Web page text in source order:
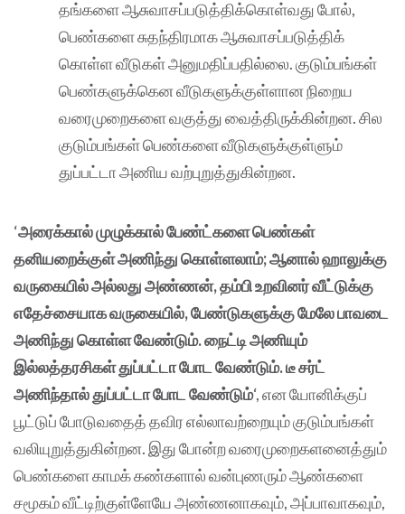
தங்களை ஆசுவாசப்படுத்திக்கொள்வது போல்,
பெண்களை சுதந்திரமாக ஆசுவாசப்படுத்திக்
கொள்ள வீடுகள் அனுமதிப்பதில்லை. குடும்பங்கள்
பெண்களுக்கென வீடுகளுக்குள்ளான நிறைய
வரைமுறைகளை வகுத்து வைத்திருக்கின்றன. சில
குடும்பங்கள் பெண்களை வீடுகளுக்குள்ளும்
துப்பட்டா அணிய வற்புறுத்துகின்றன.
‘அரைக்கால் முழுக்கால் பேண்ட்களை பெண்கள்
தனியறைக்குள் அணிந்து கொள்ளலாம்; ஆனால் ஹாலுக்கு
வருகையில் அல்லது அண்ணன், தம்பி உறவினர் வீட்டுக்கு
எதேச்சையாக வருகையில், பேண்டுகளுக்கு மேலே பாவடை
அணிந்து கொள்ள வேண்டும். நைட்டி அணியும்
இல்லத்தரசிகள் துப்பட்டா போட வேண்டும். டீ சர்ட்
அணிந்தால் துப்பட்டா போட வேண்டும்‘, என யோனிக்குப்
பூட்டுப் போடுவதைத் தவிர எல்லாவற்றையும் குடும்பங்கள்
வலியுறுத்துகின்றன. இது போன்ற வரைமுறைகளனைத்தும்
பெண்களை காமக் கண்களால் வன்புணரும் ஆண்களை
சமூகம் வீட்டிற்குள்ளேயே அண்ணனாகவும், அப்பாவாகவும்,